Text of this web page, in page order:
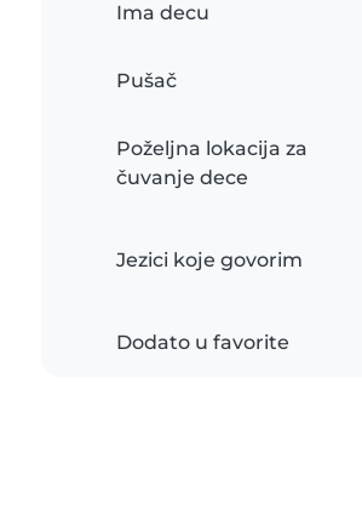
Ima decu
Pušač
Poželjna lokacija za
čuvanje dece
Jezici koje govorim
Dodato u favorite